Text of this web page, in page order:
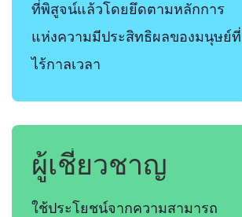
ที่พิสูจน์แล้วโดยยึดตามหลักการ
แห่งความมีประสิทธิผลของมนุษย์ที่
ไร้กาลเวลา
ผู้เชี่ยวชาญ
ใช้ประโยชน์จากความสามารถ